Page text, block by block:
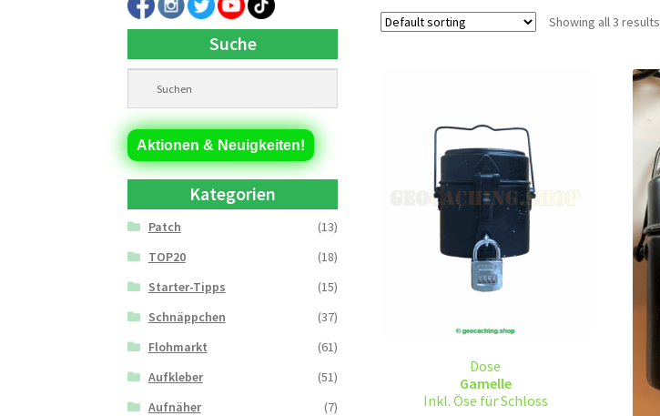
Showing all 3 results
Dose
Gamelle
Inkl. Öse für Schloss
Suche
Aktionen & Neuigkeiten!
Kategorien
Patch
(13)
TOP20
(18)
Starter-Tipps
(15)
Schnäppchen
(37)
Flohmarkt
(61)
Aufkleber
(51)
Aufnäher
(7)